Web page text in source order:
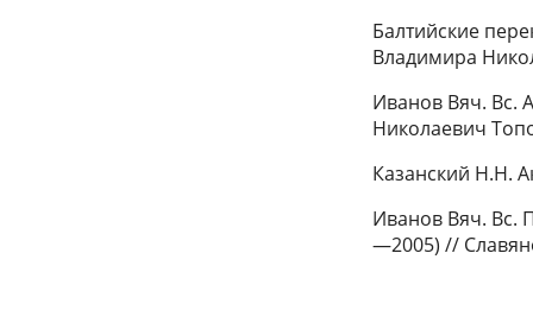
Балтийские
Владимира
Иванов Вяч. Вс.
Николаевич
Казанский Н.Н.
Иванов Вяч. Вс.
—2005) //